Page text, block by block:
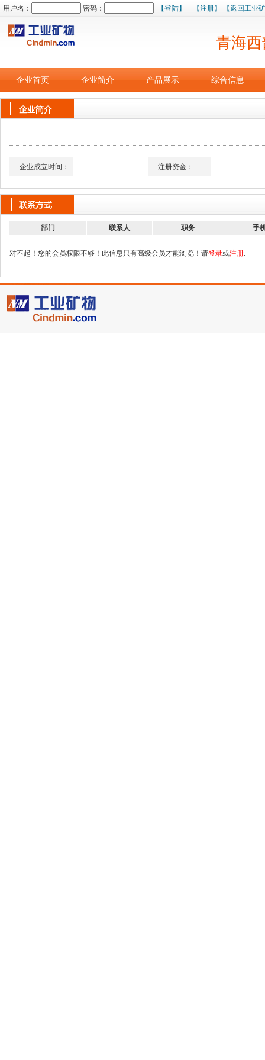
用户名： 密码： 【登陆】 【注册】 【返回工业
青海
企业首页 企业简介 产品展示 综合信息
企业成立时间： 注册资金：
部门 联系人 职务 手
对不起！您的会员权限不够！此信息只有高级会员才能浏览！请登录或注册.